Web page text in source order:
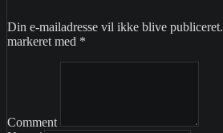
Din e-mailadresse vil ikke blive publiceret.
markeret med *
Comment